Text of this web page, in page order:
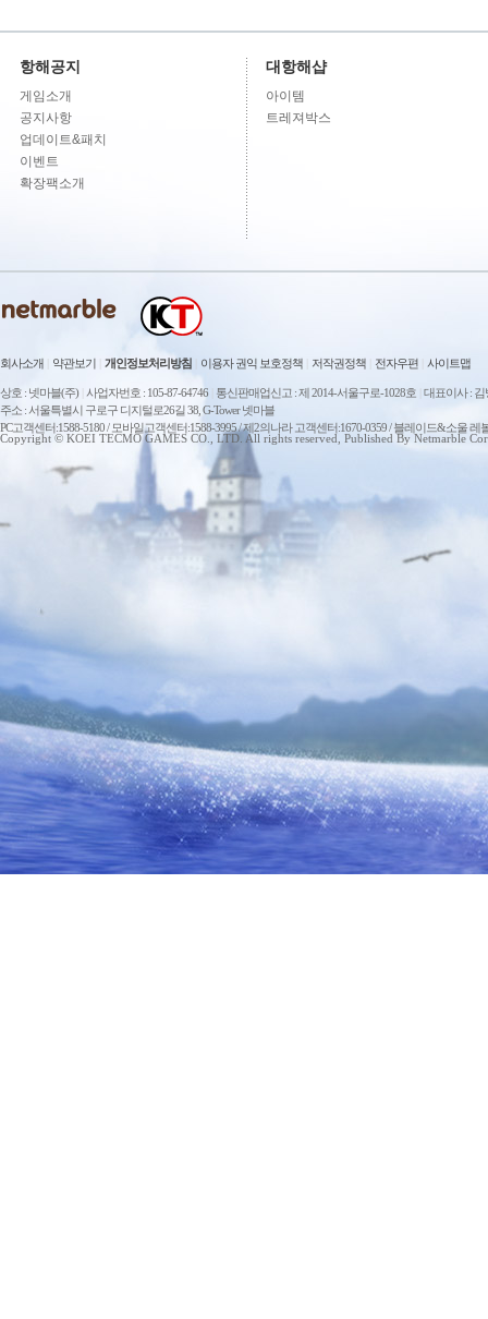
항해공지
게임소개
공지사항
업데이트&패치
이벤트
확장팩소개
대항해샵
아이템
트레져박스
회사소개 약관보기 개인정보처리방침 이용자 권익 보호정책 저작권정책 전자우편 사이트맵
상호 : 넷마블(주) 사업자번호 : 105-87-64746 통신판매업신고 : 제 2014-서울구로-1028호 대표이사 : 김
주소 : 서울특별시 구로구 디지털로26길 38, G-Tower 넷마블
PC고객센터:1588-5180 / 모바일고객센터:1588-3995 / 제2의나라 고객센터:1670-0359 / 블레이드&소울
Copyright © KOEI TECMO GAMES CO., LTD. All rights reserved, Published By Netmarble